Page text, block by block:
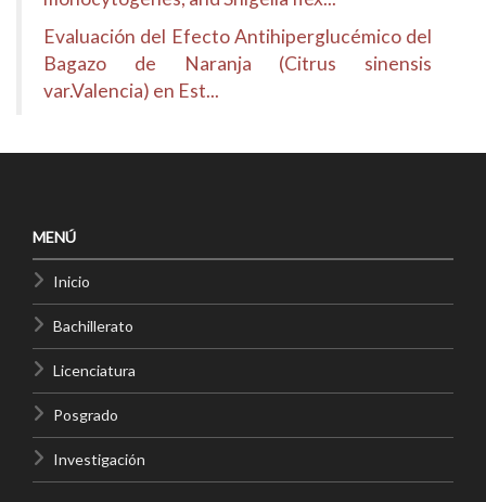
Evaluación del Efecto Antihiperglucémico del
Bagazo de Naranja (Citrus sinensis
var.Valencia) en Est...
MENÚ
Inicio
Bachillerato
Licenciatura
Posgrado
Investigación